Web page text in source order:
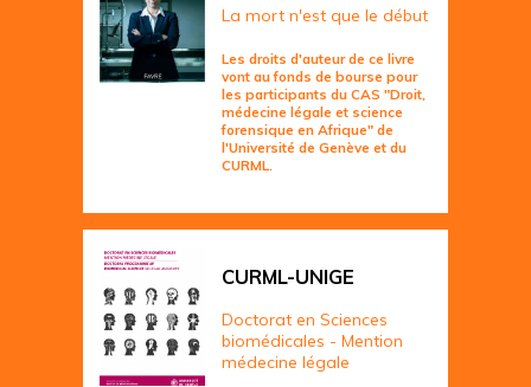
La mort n'est que le début
Les droits d'auteur de ce livre
vont au fonds de bourse pour
les participants du CAS "Droit,
médecine légale et science
forensique en Afrique" de
l'Université de Genève et du
CURML.
CURML-UNIGE
Doctorat en Sciences
biomédicales - Mention
médecine légale